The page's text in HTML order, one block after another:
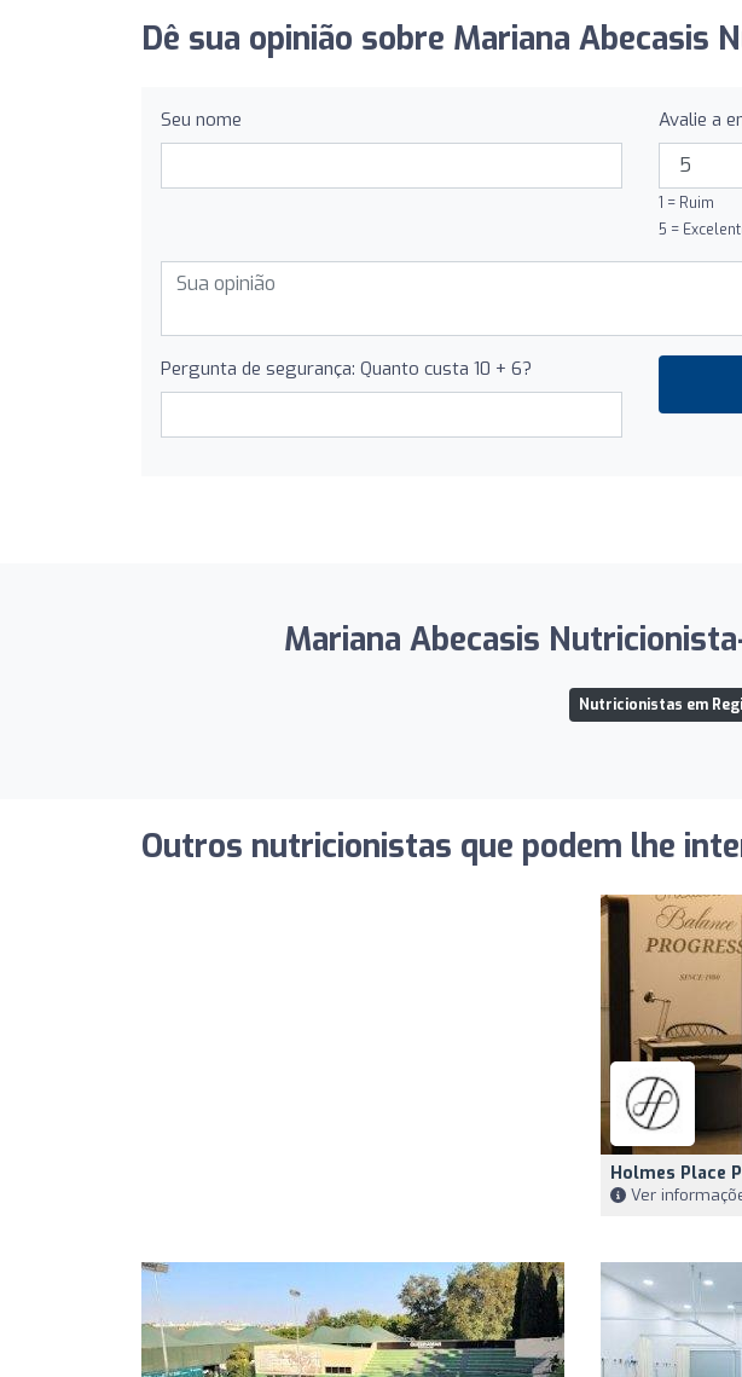
Dê sua opinião sobre Mariana Abecasis
Seu nome Avalie a
1 = Ruim
5 =
Pergunta de segurança: Quanto custa 10 + 6?
Mariana Abecasis
Nutricionistas em
Outros nutricionistas que podem lhe
Holmes Place
Ver